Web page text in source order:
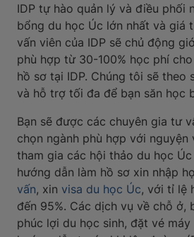
IDP tự hào quản lý và điều phối
bổng du học Úc lớn nhất và giá
vấn viên của IDP sẽ chủ động
phù hợp từ 30-100% học phí
hồ sơ tại IDP. Chúng tôi sẽ theo
và hỗ trợ tối đa để bạn săn học
Bạn sẽ được các chuyên gia tư
chọn ngành phù hợp với nguyện
tham gia các hội thảo du học
hướng dẫn làm hồ sơ xin nhập
vấn, xin visa du học Úc, với tỉ lệ
đến 95%. Các dịch vụ về chỗ ở,
phúc lợi du học sinh, đặt vé